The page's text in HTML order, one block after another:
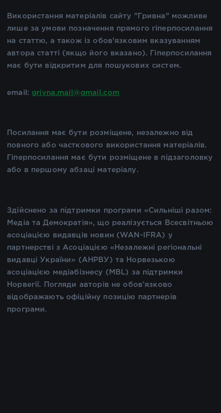
Використання матеріалів сайту "Гривна" можливе
лише за умови позначення прямого гіперпосилання
на статтю, а також із обов'язковим вказуванням
автора статті (якщо його вказано). Гіперпосилання
має бути відкритим для пошукових систем.
email: grivna.mail@gmail.com
Посилання має бути розміщене, незалежно від
повного або часткового використання матеріалів.
Гіперпосилання має бути розміщене в підзаголовку
або в першому абзаці матеріалу.
Здійснено за підтримки програми «Сильніші разом:
Медіа та Демократія», що реалізується Всесвітньою
асоціацією видавців новин (WAN-IFRA) у
партнерстві з Асоціацією «Незалежні регіональні
видавці України» (АНРВУ) та Норвезькою
асоціацією медіабізнесу (MBL) за підтримки
Норвегії. Погляди авторів не обов’язково
відображають офіційну позицію партнерів
програми.